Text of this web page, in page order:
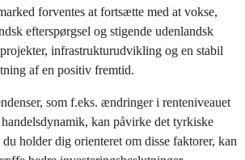
forventes at fortsætte med at vokse,
efterspørgsel og stigende udenlandsk
infrastrukturudvikling og en stabil
af en positiv fremtid.
som f.eks. ændringer i renteniveauet
kan påvirke det tyrkiske
holder dig orienteret om disse faktorer, kan